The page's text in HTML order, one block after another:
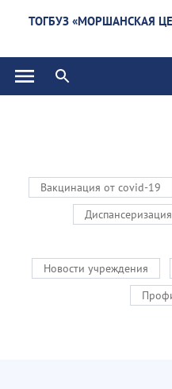
ТОГБУЗ «МОРШАНСКАЯ
Вакцинация от covid-19
Диспансеризация
Новости учреждения